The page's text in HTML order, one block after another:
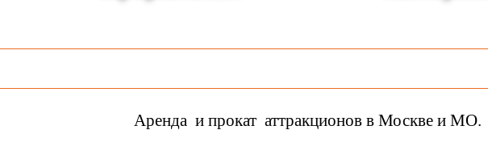
Аренда и прокат аттракционов в Москве и МО.